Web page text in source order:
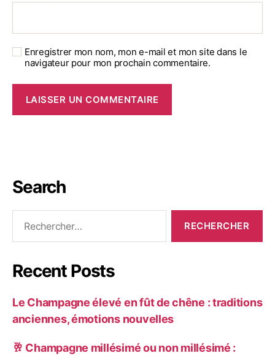
Enregistrer mon nom, mon e-mail et mon site dans le
navigateur pour mon prochain commentaire.
Search
Recent Posts
Le Champagne élevé en fût de chêne : traditions
anciennes, émotions nouvelles
🥂 Champagne millésimé ou non millésimé :